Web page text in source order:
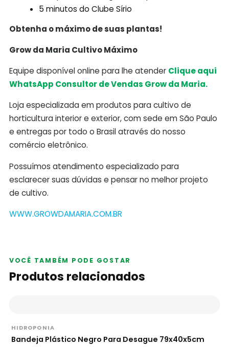
5 minutos do Clube Sírio
Obtenha o máximo de suas plantas!
Grow da Maria Cultivo Máximo
Equipe disponível online para lhe atender Clique aqui
WhatsApp Consultor de Vendas Grow da Maria.
Loja especializada em produtos para cultivo de
horticultura interior e exterior, com sede em São Paulo
e entregas por todo o Brasil através do nosso
comércio eletrônico.
Possuímos atendimento especializado para
esclarecer suas dúvidas e pensar no melhor projeto
de cultivo.
WWW.GROWDAMARIA.COM.BR
VOCÊ TAMBÉM PODE GOSTAR
Produtos relacionados
HIDROPONIA
Bandeja Plástico Negro Para Desague 79x40x5cm